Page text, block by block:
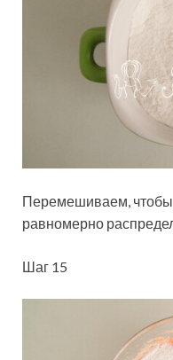
Перемешиваем, чтобы
равномерно
Шаг 15